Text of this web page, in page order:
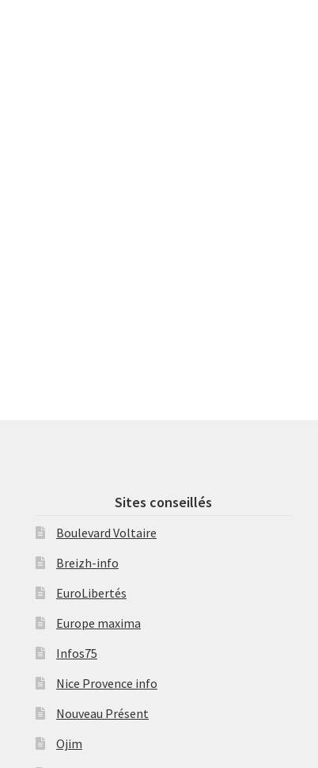
Sites conseillés
Boulevard Voltaire
Breizh-info
EuroLibertés
Europe maxima
Infos75
Nice Provence info
Nouveau Présent
Ojim